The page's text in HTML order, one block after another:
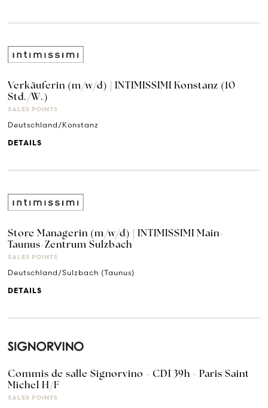
Verkäuferin (m/w/d) | INTIMISSIMI Konstanz (10
Std./W.)
SALES POINTS
Deutschland/Konstanz
DETAILS
Store Managerin (m/w/d) | INTIMISSIMI Main-
Taunus-Zentrum Sulzbach
SALES POINTS
Deutschland/Sulzbach (Taunus)
DETAILS
Commis de salle Signorvino - CDI 39h - Paris Saint
Michel H/F
SALES POINTS